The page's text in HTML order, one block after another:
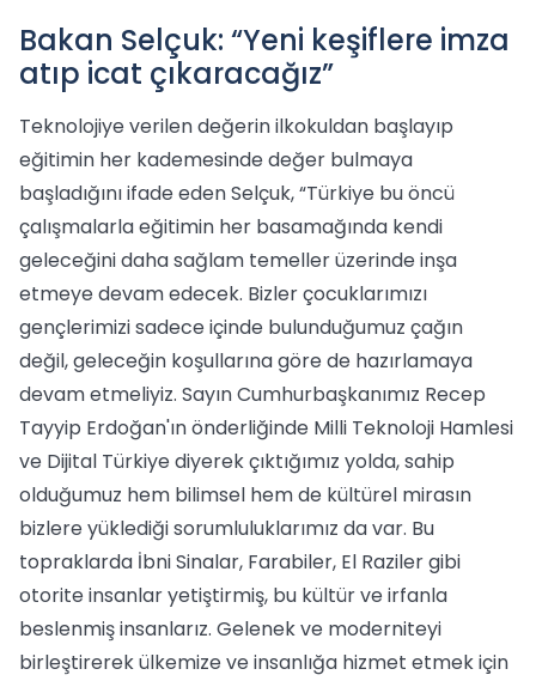
Bakan Selçuk: “Yeni keşiflere imza
atıp icat çıkaracağız”
Teknolojiye verilen değerin ilkokuldan başlayıp
eğitimin her kademesinde değer bulmaya
başladığını ifade eden Selçuk, “Türkiye bu öncü
çalışmalarla eğitimin her basamağında kendi
geleceğini daha sağlam temeller üzerinde inşa
etmeye devam edecek. Bizler çocuklarımızı
gençlerimizi sadece içinde bulunduğumuz çağın
değil, geleceğin koşullarına göre de hazırlamaya
devam etmeliyiz. Sayın Cumhurbaşkanımız Recep
Tayyip Erdoğan'ın önderliğinde Milli Teknoloji Hamlesi
ve Dijital Türkiye diyerek çıktığımız yolda, sahip
olduğumuz hem bilimsel hem de kültürel mirasın
bizlere yüklediği sorumluluklarımız da var. Bu
topraklarda İbni Sinalar, Farabiler, El Raziler gibi
otorite insanlar yetiştirmiş, bu kültür ve irfanla
beslenmiş insanlarız. Gelenek ve moderniteyi
birleştirerek ülkemize ve insanlığa hizmet etmek için